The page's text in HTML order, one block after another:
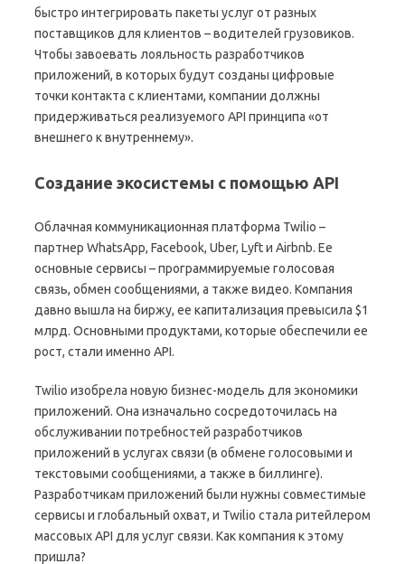
быстро интегрировать пакеты услуг от разных
поставщиков для клиентов – водителей грузовиков.
Чтобы завоевать лояльность разработчиков
приложений, в которых будут созданы цифровые
точки контакта с клиентами, компании должны
придерживаться реализуемого API принципа «от
внешнего к внутреннему».
Создание экосистемы с помощью API
Облачная коммуникационная платформа Twilio –
партнер WhatsApp, Facebook, Uber, Lyft и Airbnb. Ее
основные сервисы – программируемые голосовая
связь, обмен сообщениями, а также видео. Компания
давно вышла на биржу, ее капитализация превысила $1
млрд. Основными продуктами, которые обеспечили ее
рост, стали именно API.
Twilio изобрела новую бизнес-модель для экономики
приложений. Она изначально сосредоточилась на
обслуживании потребностей разработчиков
приложений в услугах связи (в обмене голосовыми и
текстовыми сообщениями, а также в биллинге).
Разработчикам приложений были нужны совместимые
сервисы и глобальный охват, и Twilio стала ритейлером
массовых API для услуг связи. Как компания к этому
пришла?